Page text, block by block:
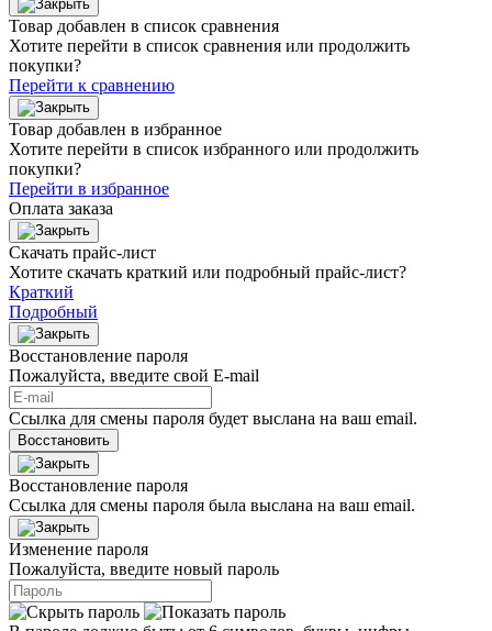
Товар добавлен в список сравнения
Хотите перейти в список сравнения или продолжить
покупки?
Перейти к сравнению
Товар добавлен в избранное
Хотите перейти в список избранного или продолжить
покупки?
Перейти в избранное
Оплата заказа
Скачать прайс-лист
Хотите скачать краткий или подробный прайс-лист?
Краткий
Подробный
Восстановление пароля
Пожалуйста, введите свой E‑mail
Ссылка для смены пароля будет выслана на ваш email.
Восстановить
Восстановление пароля
Ссылка для смены пароля была выслана на ваш email.
Изменение пароля
Пожалуйста, введите новый пароль